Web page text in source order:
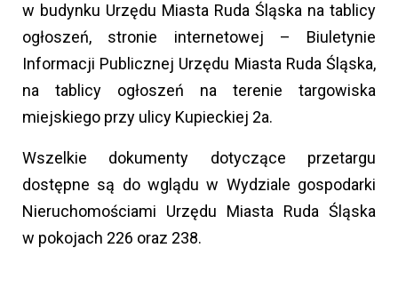
w budynku Urzędu Miasta Ruda Śląska na tablicy
ogłoszeń, stronie internetowej – Biuletynie
Informacji Publicznej Urzędu Miasta Ruda Śląska,
na tablicy ogłoszeń na terenie targowiska
miejskiego przy ulicy Kupieckiej 2a.
Wszelkie dokumenty dotyczące przetargu
dostępne są do wglądu w Wydziale gospodarki
Nieruchomościami Urzędu Miasta Ruda Śląska
w pokojach 226 oraz 238.